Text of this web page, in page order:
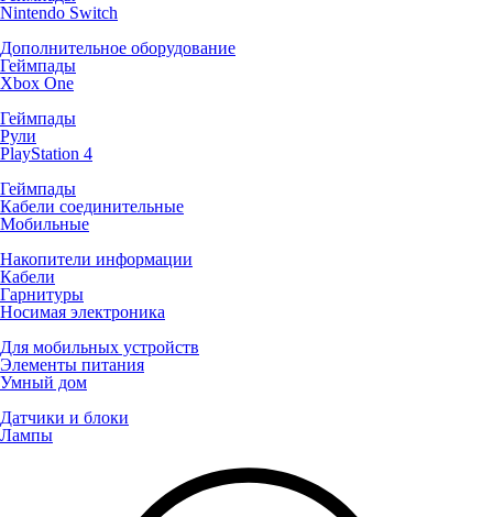
Nintendo Switch
Дополнительное оборудование
Геймпады
Xbox One
Геймпады
Рули
PlayStation 4
Геймпады
Кабели соединительные
Мобильные
Накопители информации
Кабели
Гарнитуры
Носимая электроника
Для мобильных устройств
Элементы питания
Умный дом
Датчики и блоки
Лампы